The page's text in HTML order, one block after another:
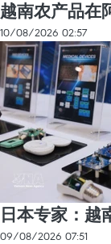
越南农产品在
10/08/2026 02:57
日本专家：越
09/08/2026 07:51